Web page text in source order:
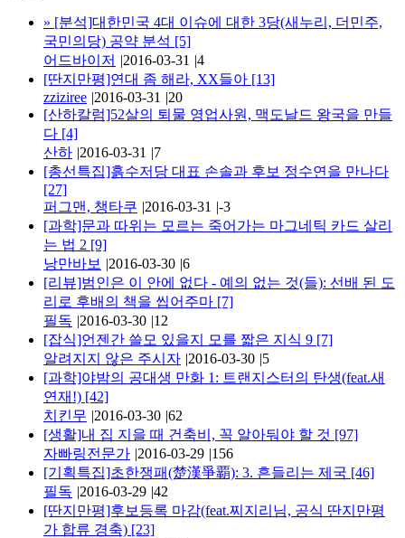
» [분석]대한민국 4대 이슈에 대한 3당(새누리, 더민주,
국민의당) 공약 분석 [5]
어드바이저 |2016-03-31 |4
[딴지만평]연대 좀 해라, XX들아 [13]
zziziree |2016-03-31 |20
[산하칼럼]52살의 퇴물 영업사원, 맥도날드 왕국을 만들
다 [4]
산하 |2016-03-31 |7
[총선특집]흙수저당 대표 손솔과 후보 정수연을 만나다
[27]
퍼그맨, 챙타쿠 |2016-03-31 |-3
[과학]문과 따위는 모르는 죽어가는 마그네틱 카드 살리
는 법 2 [9]
낭만바보 |2016-03-30 |6
[리뷰]범인은 이 안에 없다 - 예의 없는 것(들): 선배 된 도
리로 후배의 책을 씹어주마 [7]
필독 |2016-03-30 |12
[잡식]언젠간 쓸모 있을지 모를 짧은 지식 9 [7]
알려지지 않은 주시자 |2016-03-30 |5
[과학]야밤의 공대생 만화 1: 트랜지스터의 탄생(feat.새
연재!) [42]
치킨무 |2016-03-30 |62
[생활]내 집 지을 때 건축비, 꼭 알아둬야 할 것 [97]
자빠링전문가 |2016-03-29 |156
[기획특집]초한쟁패(楚漢爭覇): 3. 흔들리는 제국 [46]
필독 |2016-03-29 |42
[딴지만평]후보등록 마감(feat.찌지리님, 공식 딴지만평
가 합류 경축) [23]